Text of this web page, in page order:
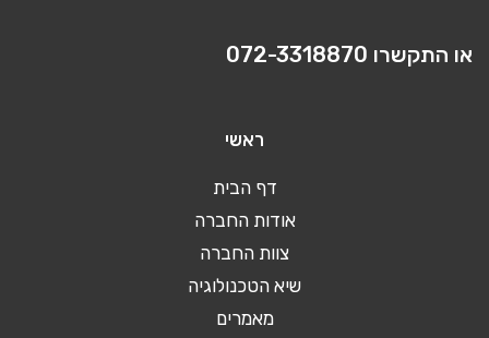
או התקשרו 072-3318870
ראשי
דף הבית
אודות החברה
צוות החברה
שיא הטכנולוגיה
מאמרים